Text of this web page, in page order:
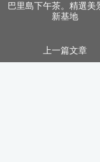
巴里島下午茶。精選美
新基地
上一篇文章